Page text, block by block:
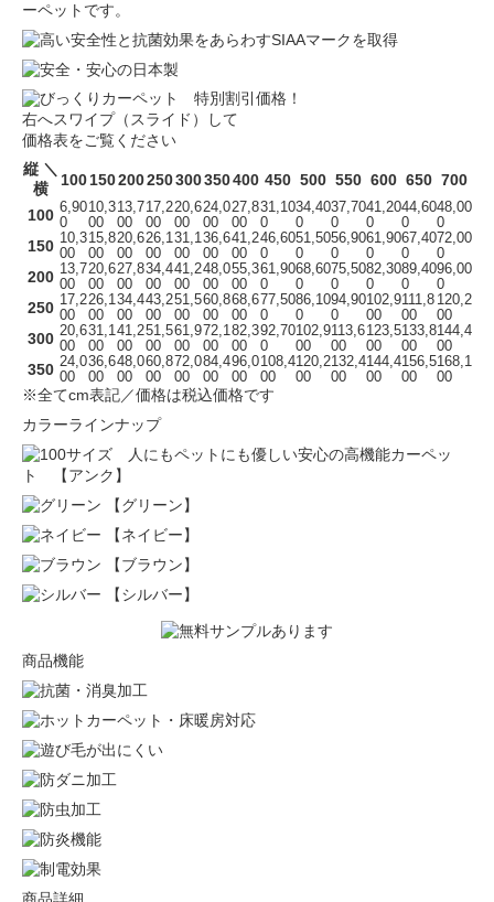
右へスワイプ（スライド）して
価格表をご覧ください
縦 ＼
横
100150200250300350400 450 500 550 600 650 700
100 6,90
0
10,3
00
13,7
00
17,2
00
20,6
00
24,0
00
27,8
00
31,10
0
34,40
0
37,70
0
41,20
0
44,60
0
48,00
0
150 10,3
00
15,8
00
20,6
00
26,1
00
31,1
00
36,6
00
41,2
00
46,60
0
51,50
0
56,90
0
61,90
0
67,40
0
72,00
0
200 13,7
00
20,6
00
27,8
00
34,4
00
41,2
00
48,0
00
55,3
00
61,90
0
68,60
0
75,50
0
82,30
0
89,40
0
96,00
0
250 17,2
00
26,1
00
34,4
00
43,2
00
51,5
00
60,8
00
68,6
00
77,50
0
86,10
0
94,90
0
102,9
00
111,8
00
120,2
00
300 20,6
00
31,1
00
41,2
00
51,5
00
61,9
00
72,1
00
82,3
00
92,70
0
102,9
00
113,6
00
123,5
00
133,8
00
144,4
00
350 24,0
00
36,6
00
48,0
00
60,8
00
72,0
00
84,4
00
96,0
00
108,4
00
120,2
00
132,4
00
144,4
00
156,5
00
168,1
00
※全てcm表記／価格は税込価格です
カラーラインナップ
【グリーン】
【ネイビー】
【ブラウン】
【シルバー】
商品機能